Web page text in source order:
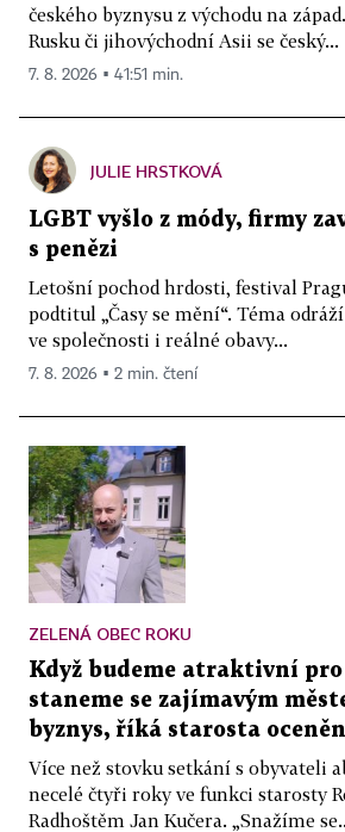
českého byznysu z východu na
Rusku či jihovýchodní Asii se český...
7. 8. 2026 ▪ 41:51 min.
JULIE HRSTKOVÁ
LGBT vyšlo z módy, firmy
s penězi
Letošní pochod hrdosti, festival
podtitul „Časy se mění“. Téma
ve společnosti i reálné obavy...
7. 8. 2026 ▪ 2 min. čtení
ZELENÁ OBEC ROKU
Když budeme atraktivní pro
staneme se zajímavým
byznys, říká starosta
Více než stovku setkání s obyvateli
necelé čtyři roky ve funkci starosty
Radhoštěm Jan Kučera. „Snažíme